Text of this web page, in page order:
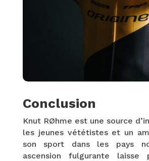
Conclusion
Knut RØhme est une source
les jeunes vététistes et un
son sport dans les pays
ascension fulgurante laisse